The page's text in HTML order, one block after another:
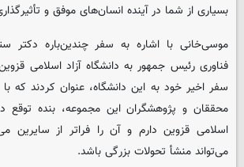
بسیاری از شما در آینده انسان‌های موفق و
موسی‌خانی با اشاره به سفر چندین‌باره‌ دکتر
فناوری رئیس جمهور به دانشگاه آزاد اسلامی
سفر اخیر خود به این دانشگاه، عنوان کردند که
محققان و پژوهشگران این مجموعه، بنده توقع
اسلامی قزوین دارم و آن را فراتر از سایرین
می‌تواند منشأ تحولات بزرگی باشد.